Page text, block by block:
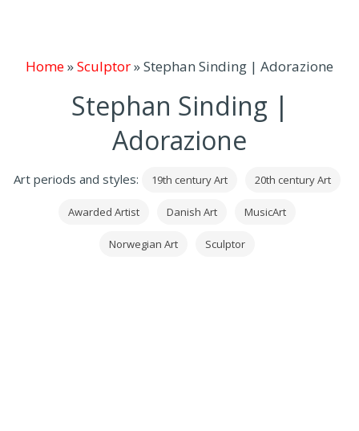
Home»Sculptor»Stephan Sinding | Adorazione
Stephan Sinding |
Adorazione
Art periods and styles: 19th century Art 20th century Art
Awarded Artist Danish Art MusicArt
Norwegian Art Sculptor